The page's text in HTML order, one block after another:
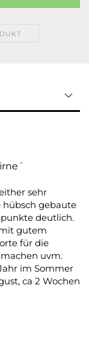
sehr
hübsch gebaute
deutlich.
gutem
für die
uvm.
im Sommer
ca 2 Wochen